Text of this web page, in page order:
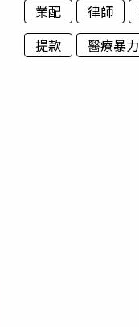
業配 律師
提款
醫療暴力